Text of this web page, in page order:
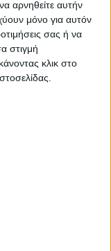
αρνηθείτε αυτήν
μόνο για αυτόν
σας ή να
στιγμή
κλικ στο
14.6.2022/
ΤΟΕΒ